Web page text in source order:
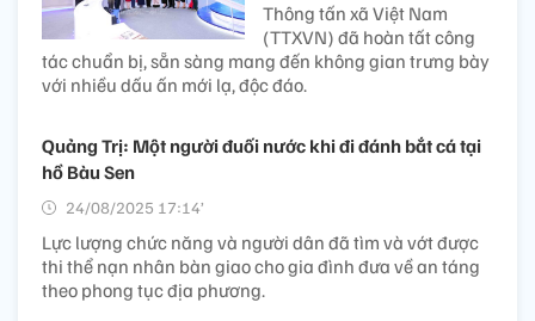
Thông tấn xã Việt Nam
(TTXVN) đã hoàn tất công
tác chuẩn bị, sẵn sàng mang đến không gian trưng bày
với nhiều dấu ấn mới lạ, độc đáo.
Quảng Trị: Một người đuối nước khi đi đánh bắt cá tại
hồ Bàu Sen
24/08/2025 17:14’
Lực lượng chức năng và người dân đã tìm và vớt được
thi thể nạn nhân bàn giao cho gia đình đưa về an táng
theo phong tục địa phương.